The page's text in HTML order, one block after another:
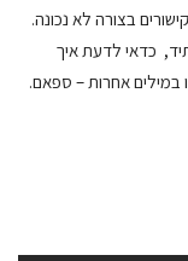
בצורה לא נכונה.
כדאי לדעת איך
במילים אחרות – ספאם.